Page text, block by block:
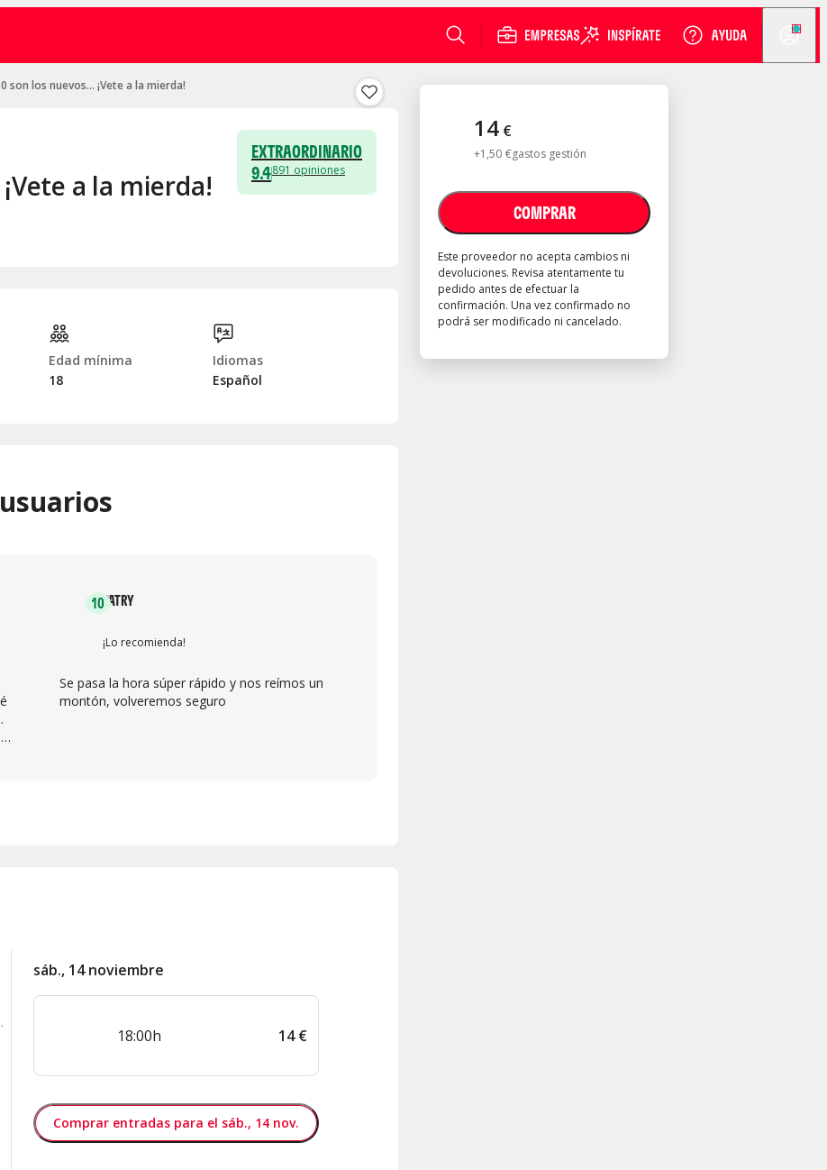
son los nuevos... ¡Vete a la mierda!
14 €
+1 ,50 €gastos gestión
COMPRAR
Este proveedor no acepta cambios ni
devoluciones. Revisa atentamente tu
pedido antes de efectuar la
confirmación. Una vez confirmado no
podrá ser modificado ni cancelado.
a la mierda!
EXTRAORDINARIO
9.4891 opiniones
Edad mínima
18
Idiomas
Español
10PATRY
¡Lo recomienda!
Se pasa la hora súper rápido y nos reímos un
montón, volveremos seguro
sáb., 14 noviembre
18:00h 14 €
Comprar entradas para el sáb., 14 nov.